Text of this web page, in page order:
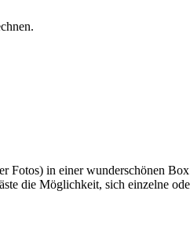
Fotos) in einer wunderschönen
die Möglichkeit, sich einzelne